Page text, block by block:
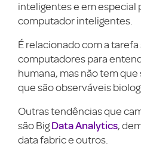
inteligentes e em especial
computador inteligentes.
É relacionado com a
computadores para
humana, mas não tem
que são observáveis
Outras tendências que
são BigData Analytics,
data fabric e outros.